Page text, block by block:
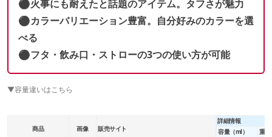
⚫︎火事にも耐えたと話題のアイテム。タフさが魅力
⚫︎カラーバリエーション豊富。自分好みのカラーを選
べる
⚫︎フタ・飲み口・ストローの3つの使い方が可能
▼容量違いはこちら
商品 画像 販売サイト
詳細情報
容量（ml）
重